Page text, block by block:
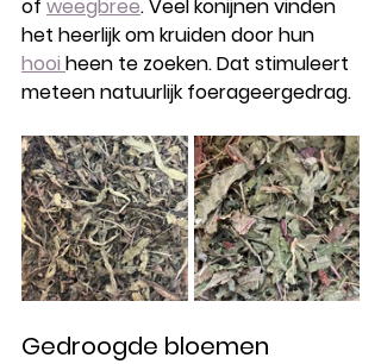
of weegbree. Veel konijnen vinden
het heerlijk om kruiden door hun
hooi heen te zoeken. Dat stimuleert
meteen natuurlijk foerageergedrag.
Gedroogde bloemen